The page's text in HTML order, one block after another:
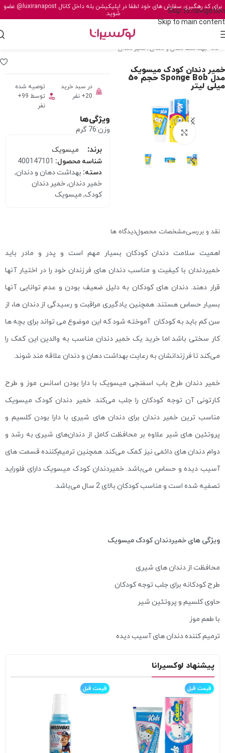
Skip to navigation
Skip to main content
برای کد رهگیری سفارش های خود لطفا در اپلیکیشن بله داخل کانال@luxiranapost عضو
شوید.
خانه /بهداشت دهان و دندان / خمیر دندان
خمیر دندان کودک میسویک
مدل Sponge Bob حجم 50
میلی لیتر
برای بزرگنمایی کلیک کنید
در سبد خرید
20+ نفر
توصیه شده
توسط 99+
نفر
ویژگی‌ها
وزن:76 گرم
برند:
میسویک
شناسه محصول: 400147101
دسته: بهداشت دهان و دندان,
خمیر دندان,خمیر دندان
کودک, میسویک
نقد و بررسیمشخصات محصولدیدگاه ها
اهمیت سلامت دندان کودکان بسیار مهم است و پدر و مادر باید
خمیردندان با کیفیت و مناسب دندان های فرزندان خود را در اختیار آنها
قرار دهند. دندان های کودکان به دلیل ضعیف بودن و عدم توانایی آنها
بسیار حساس هستند. همچنین یادگیری مراقبت و رسیدگی از دندان ها، از
سن کم باید به کودکان آموخته شود که این موضوع می تواند برای بچه ها
کار سختی باشد اما خرید یک خمیر دندان مناسب به والدین این کمک را
می‌کند تا فرزندانشان به رعایت بهداشت دهان و دندان علاقه مند شوند.
خمیر دندان طرح باب اسفنجی میسویک با دارا بودن اسانس موز و طرح
کارتونی آن توجه کودکان را جلب می‌کند. خمیر دندان کودک میسویک
مناسب ترین خمیر دندان برای دندان های شیری با دارا بودن کلسیم و
پروتئین های شیر علاوه بر محافظت کامل از دندان‌های شیری به رشد و
دوام دندان های دائمی نیز کمک می‌کند. همچنین ترمیم‌کننده قسمت های
آسیب دیده و حساس می‌باشد. خمیردندان کودک میسویک دارای فلوراید
تصفیه شده است و مناسب کودکان بالای 2 سال می‌باشد.
ویژگی های خمیردندان کودک میسویک
محافظت از دندان های شیری
طرح کودکانه برای جلب توجه کودکان
حاوی کلسیم و پروتئین شیر
با طعم موز
ترمیم کننده دندان های آسیب دیده
پیشنهاد لوکسیرانا
قیمت قبل قیمت قبل